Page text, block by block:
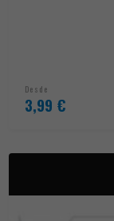
Desde
3,99 €